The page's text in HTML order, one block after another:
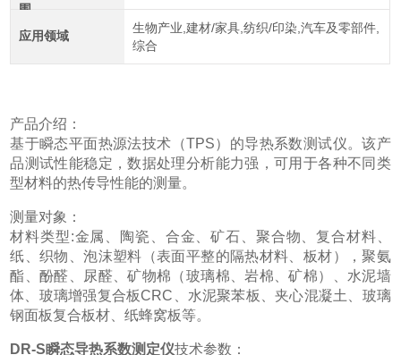
围
应用领域
生物产业,建材/家具,纺织/印染,汽车及零部件,
综合
产品介绍：
基于瞬态平面热源法技术（TPS）的导热系数测试仪。该产
品测试性能稳定，数据处理分析能力强，可用于各种不同类
型材料的热传导性能的测量。
测量对象：
材料类型:金属、陶瓷、合金、矿石、聚合物、复合材料、
纸、织物、泡沫塑料（表面平整的隔热材料、板材），聚氨
酯、酚醛、尿醛、矿物棉（玻璃棉、岩棉、矿棉）、水泥墙
体、玻璃增强复合板CRC、水泥聚苯板、夹心混凝土、玻璃
钢面板复合板材、纸蜂窝板等。
DR-S瞬态导热系数测定仪技术参数：